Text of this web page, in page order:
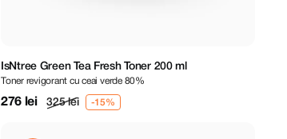
IsNtree Green Tea Fresh Toner 200 ml
Toner revigorant cu ceai verde 80%
276 lei 325 lei